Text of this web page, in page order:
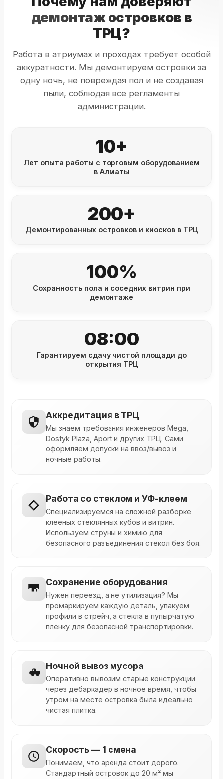
демонтаж островков в
ТРЦ?
Работа в атриумах и проходах требует особой
аккуратности. Мы демонтируем островки за
одну ночь, не повреждая пол и не создавая
пыли, соблюдая все регламенты
администрации.
10+
Лет опыта работы с торговым оборудованием
в Алматы
200+
Демонтированных островков и киосков в ТРЦ
100%
Сохранность пола и соседних витрин при
демонтаже
08:00
Гарантируем сдачу чистой площади до
открытия ТРЦ
Аккредитация в ТРЦ
Мы знаем требования инженеров Mega,
Dostyk Plaza, Aport и других ТРЦ. Сами
оформляем допуски на ввоз/вывоз и
ночные работы.
Работа со стеклом и УФ-клеем
Специализируемся на сложной разборке
клееных стеклянных кубов и витрин.
Используем струны и химию для
безопасного разъединения стекол без боя.
Сохранение оборудования
Нужен переезд, а не утилизация? Мы
промаркируем каждую деталь, упакуем
профили в стрейч, а стекла в пупырчатую
пленку для безопасной транспортировки.
Ночной вывоз мусора
Оперативно вывозим старые конструкции
через дебаркадер в ночное время, чтобы
утром на месте островка была идеально
чистая плитка.
Скорость — 1 смена
Понимаем, что аренда стоит дорого.
Стандартный островок до 20 м² мы